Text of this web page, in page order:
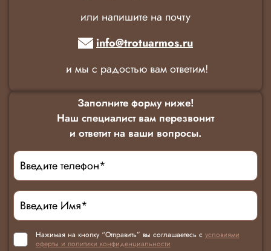
или напишите на почту
info@trotuarmos.ru
и мы с радостью вам ответим!
Заполните форму ниже!
Наш специалист вам перезвонит
и ответит на ваши вопросы.
Нажимая на кнопку “Отправить” вы соглашаетесь с условиями
оферты и политики конфиденциальности